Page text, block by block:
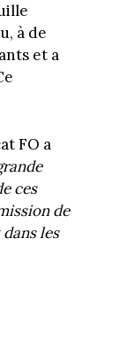
à de
et a
FO a
ces
de
les